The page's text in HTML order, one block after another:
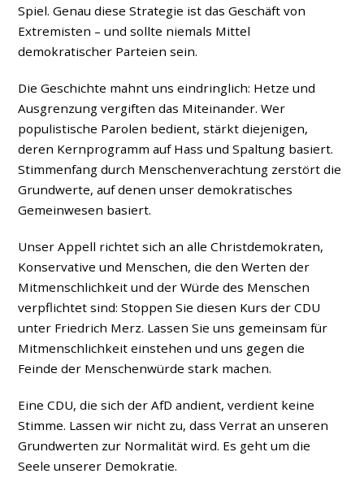
Spiel. Genau diese Strategie ist das Geschäft von
Extremisten – und sollte niemals Mittel
demokratischer Parteien sein.
Die Geschichte mahnt uns eindringlich: Hetze und
Ausgrenzung vergiften das Miteinander. Wer
populistische Parolen bedient, stärkt diejenigen,
deren Kernprogramm auf Hass und Spaltung basiert.
Stimmenfang durch Menschenverachtung zerstört die
Grundwerte, auf denen unser demokratisches
Gemeinwesen basiert.
Unser Appell richtet sich an alle Christdemokraten,
Konservative und Menschen, die den Werten der
Mitmenschlichkeit und der Würde des Menschen
verpflichtet sind: Stoppen Sie diesen Kurs der CDU
unter Friedrich Merz. Lassen Sie uns gemeinsam für
Mitmenschlichkeit einstehen und uns gegen die
Feinde der Menschenwürde stark machen.
Eine CDU, die sich der AfD andient, verdient keine
Stimme. Lassen wir nicht zu, dass Verrat an unseren
Grundwerten zur Normalität wird. Es geht um die
Seele unserer Demokratie.